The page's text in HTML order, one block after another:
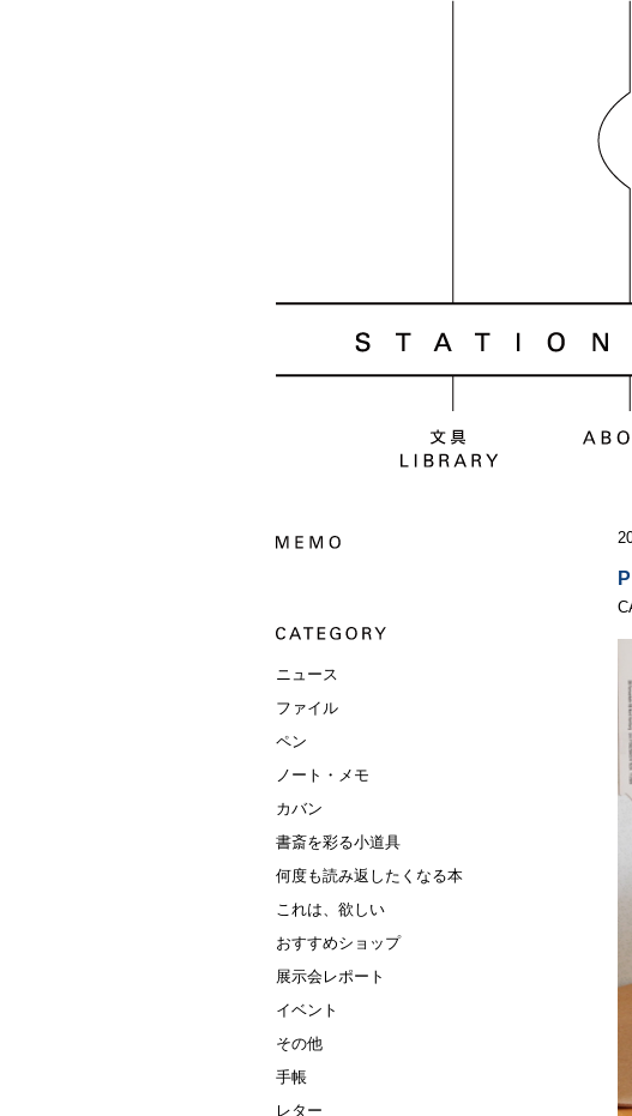
ニュース
ファイル
ペン
ノート・メモ
カバン
書斎を彩る小道具
何度も読み返したくなる本
これは、欲しい
おすすめショップ
展示会レポート
イベント
その他
手帳
レター